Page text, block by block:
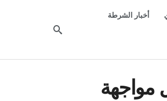
أخبار الشرطة
مواجهة